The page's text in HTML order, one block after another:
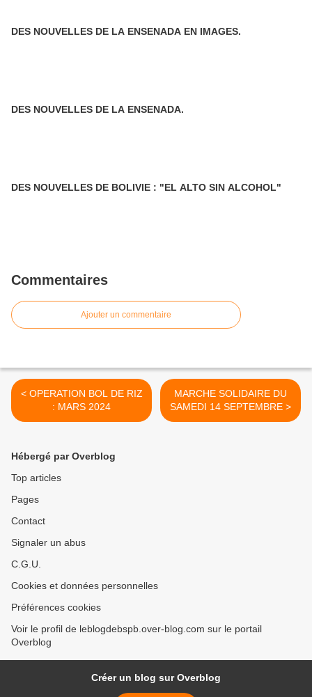
DES NOUVELLES DE LA ENSENADA EN IMAGES.
DES NOUVELLES DE LA ENSENADA.
DES NOUVELLES DE BOLIVIE : "EL ALTO SIN ALCOHOL"
Commentaires
Ajouter un commentaire
< OPERATION BOL DE RIZ
: MARS 2024
MARCHE SOLIDAIRE DU
SAMEDI 14 SEPTEMBRE >
Hébergé par Overblog
Top articles
Pages
Contact
Signaler un abus
C.G.U.
Cookies et données personnelles
Préférences cookies
Voir le profil de leblogdebspb.over-blog.com sur le portail
Overblog
Créer un blog sur Overblog